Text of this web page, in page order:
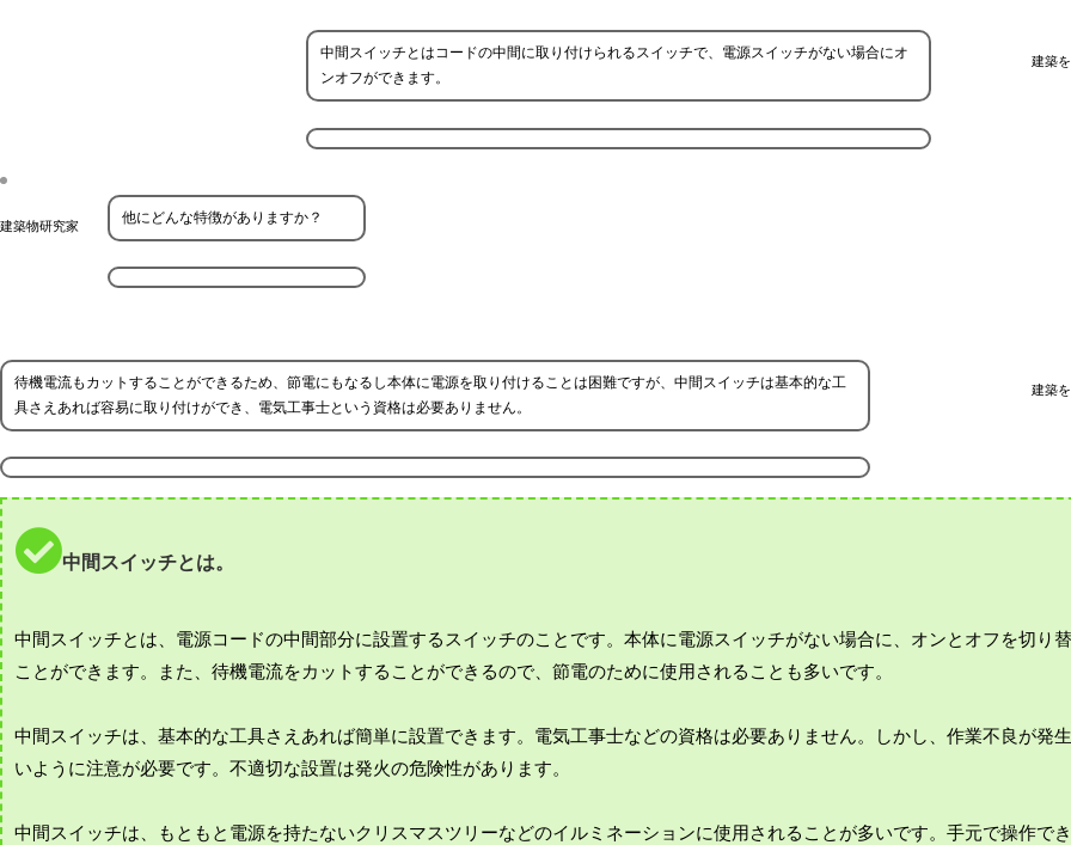
建築
中間スイッチとはコードの中間に取り付けられるスイッチで、電源スイッチがない場合にオ
ンオフができます。
建築物研究家 他にどんな特徴がありますか？
建築
待機電流もカットすることができるため、節電にもなるし本体に電源を取り付けることは困難ですが、中間スイッチは基本的な工
具さえあれば容易に取り付けができ、電気工事士という資格は必要ありません。
中間スイッチとは。
中間スイッチとは、電源コードの中間部分に設置するスイッチのことです。本体に電源スイッチがない場合に、オンとオフを切り
ことができます。また、待機電流をカットすることができるので、節電のために使用されることも多いです。
中間スイッチは、基本的な工具さえあれば簡単に設置できます。電気工事士などの資格は必要ありません。しかし、作業不良が発
いように注意が必要です。不適切な設置は発火の危険性があります。
中間スイッチは、もともと電源を持たないクリスマスツリーなどのイルミネーションに使用されることが多いです。手元で操作で